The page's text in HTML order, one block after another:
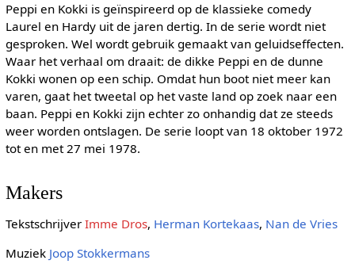
Peppi en Kokki is geïnspireerd op de klassieke comedy
Laurel en Hardy uit de jaren dertig. In de serie wordt niet
gesproken. Wel wordt gebruik gemaakt van geluidseffecten.
Waar het verhaal om draait: de dikke Peppi en de dunne
Kokki wonen op een schip. Omdat hun boot niet meer kan
varen, gaat het tweetal op het vaste land op zoek naar een
baan. Peppi en Kokki zijn echter zo onhandig dat ze steeds
weer worden ontslagen. De serie loopt van 18 oktober 1972
tot en met 27 mei 1978.
Makers
Tekstschrijver Imme Dros, Herman Kortekaas, Nan de Vries
Muziek Joop Stokkermans